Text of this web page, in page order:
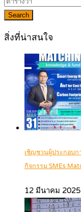
Search
สิ่งที่น่าสนใจ
เชิญชวนผู้ประกอบก
กิจกรรม SMEs
12 มีนาคม 2025